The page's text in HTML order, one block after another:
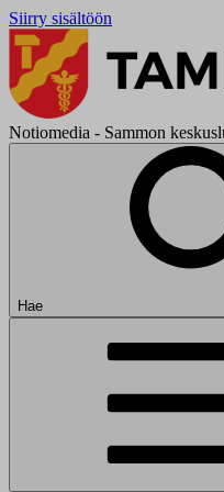
Siirry sisältöön
Notiomedia - Sammon
Hae